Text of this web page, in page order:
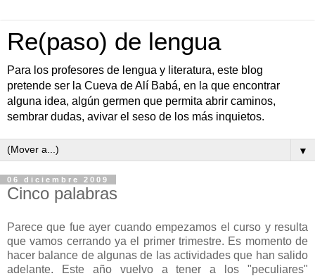
Re(paso) de lengua
Para los profesores de lengua y literatura, este blog
pretende ser la Cueva de Alí Babá, en la que encontrar
alguna idea, algún germen que permita abrir caminos,
sembrar dudas, avivar el seso de los más inquietos.
▼
06 diciembre 2009
Cinco palabras
Parece que fue ayer cuando empezamos el curso y resulta
que vamos cerrando ya el primer trimestre. Es momento de
hacer balance de algunas de las actividades que han salido
adelante. Este año vuelvo a tener a los "peculiares"